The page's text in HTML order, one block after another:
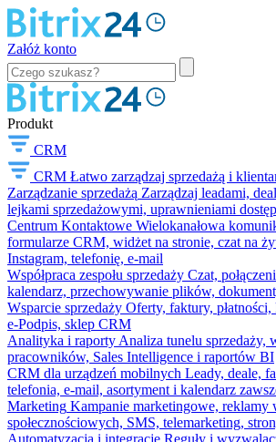
Załóż konto
Produkt
CRM
CRM Łatwo zarządzaj sprzedażą i
Zarządzanie sprzedażą Zarządzaj leadami,
lejkami sprzedażowymi, uprawnieniami
Centrum Kontaktowe Wielokanałowa
formularze CRM, widżet na stronie, czat na
Instagram, telefonię, e-mail
Współpraca zespołu sprzedaży Czat,
kalendarz, przechowywanie plików,
Wsparcie sprzedaży Oferty, faktury,
e-Podpis, sklep CRM
Analityka i raporty Analiza tunelu sprzedaży,
pracowników, Sales Intelligence i raportów BI
CRM dla urządzeń mobilnych Leady, deale,
telefonia, e-mail, asortyment i kalendarz
Marketing Kampanie marketingowe, reklamy
społecznościowych, SMS, telemarketing,
Automatyzacja i integracje Reguły i